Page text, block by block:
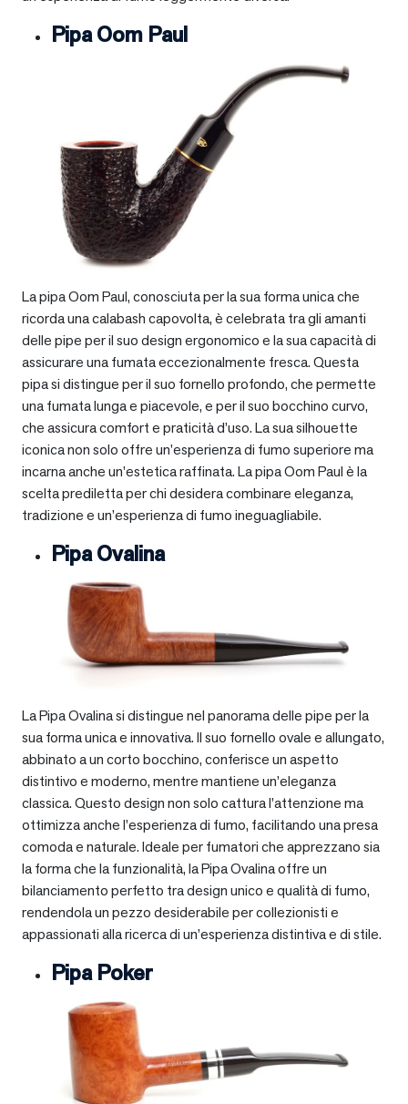
Pipa Oom Paul
La pipa Oom Paul, conosciuta per la sua forma unica che
ricorda una calabash capovolta, è celebrata tra gli amanti
delle pipe per il suo design ergonomico e la sua capacità di
assicurare una fumata eccezionalmente fresca. Questa
pipa si distingue per il suo fornello profondo, che permette
una fumata lunga e piacevole, e per il suo bocchino curvo,
che assicura comfort e praticità d’uso. La sua silhouette
iconica non solo offre un’esperienza di fumo superiore ma
incarna anche un’estetica raffinata. La pipa Oom Paul è la
scelta prediletta per chi desidera combinare eleganza,
tradizione e un’esperienza di fumo ineguagliabile.
Pipa Ovalina
La Pipa Ovalina si distingue nel panorama delle pipe per la
sua forma unica e innovativa. Il suo fornello ovale e allungato,
abbinato a un corto bocchino, conferisce un aspetto
distintivo e moderno, mentre mantiene un’eleganza
classica. Questo design non solo cattura l’attenzione ma
ottimizza anche l’esperienza di fumo, facilitando una presa
comoda e naturale. Ideale per fumatori che apprezzano sia
la forma che la funzionalità, la Pipa Ovalina offre un
bilanciamento perfetto tra design unico e qualità di fumo,
rendendola un pezzo desiderabile per collezionisti e
appassionati alla ricerca di un’esperienza distintiva e di stile.
Pipa Poker